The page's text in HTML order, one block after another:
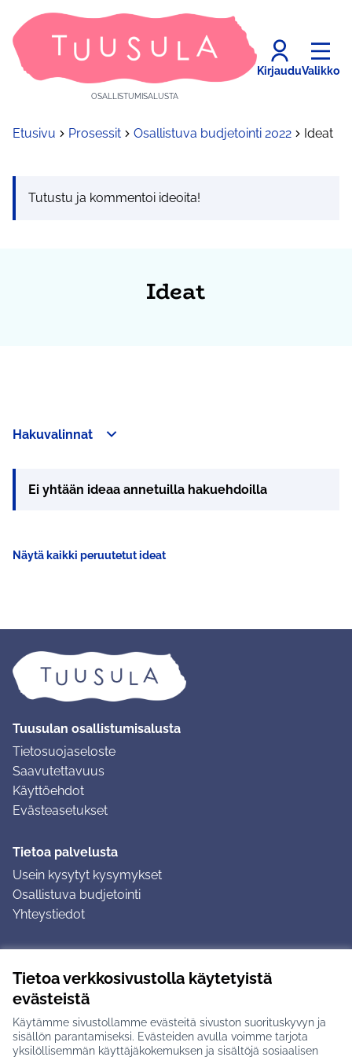
Tietoa verkkosivustolla käytetyistä
evästeistä
Käytämme sivustollamme evästeitä sivuston suorituskyvyn ja
sisällön parantamiseksi. Evästeiden avulla voimme tarjota
yksilöllisemmän käyttäjäkokemuksen ja sisältöjä sosiaalisen
OSALLISTUMISALUSTA
KirjauduValikko
Etusivu Prosessit Osallistuva budjetointi 2022 Ideat
Tutustu ja kommentoi ideoita!
Ideat
Hakuvalinnat
Ei yhtään ideaa annetuilla hakuehdoilla
Näytä kaikki peruutetut ideat
Tuusulan osallistumisalusta
Tietosuojaseloste
Saavutettavuus
Käyttöehdot
Evästeasetukset
Tietoa palvelusta
Usein kysytyt kysymykset
Osallistuva budjetointi
Yhteystiedot
Ohjeet kirjautumiseen
Ohjeet kommentin jättämiseen